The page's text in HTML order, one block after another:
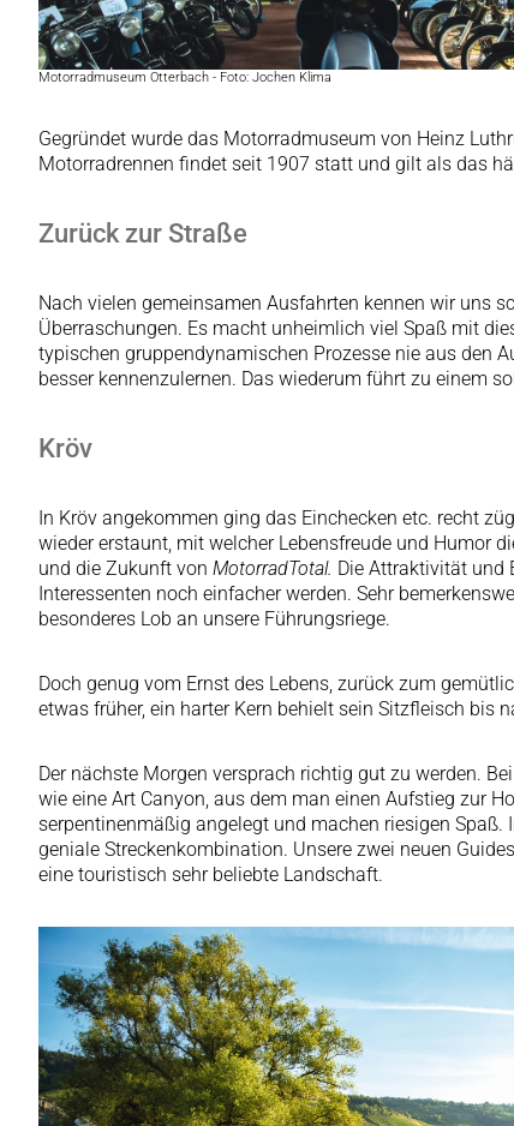
Motorradmuseum Otterbach - Foto: Jochen Klima
Gegründet wurde das Motorradmuseum von Heinz
Motorradrennen findet seit 1907 statt und gilt als das
Zurück zur Straße
Nach vielen gemeinsamen Ausfahrten kennen wir uns
Überraschungen. Es macht unheimlich viel Spaß mit
typischen gruppendynamischen Prozesse nie aus den
besser kennenzulernen. Das wiederum führt zu einem
Kröv
In Kröv angekommen ging das Einchecken etc. recht
wieder erstaunt, mit welcher Lebensfreude und Humor
und die Zukunft von MotorradTotal. Die Attraktivität und
Interessenten noch einfacher werden. Sehr
besonderes Lob an unsere Führungsriege.
Doch genug vom Ernst des Lebens, zurück zum
etwas früher, ein harter Kern behielt sein Sitzfleisch bis
Der nächste Morgen versprach richtig gut zu werden.
wie eine Art Canyon, aus dem man einen Aufstieg zur
serpentinenmäßig angelegt und machen riesigen
geniale Streckenkombination. Unsere zwei neuen
eine touristisch sehr beliebte Landschaft.